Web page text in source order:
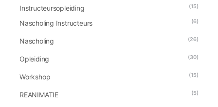
Instructeursopleiding (15)
Nascholing Instructeurs (6)
Nascholing (26)
Opleiding (30)
Workshop (15)
REANIMATIE (5)